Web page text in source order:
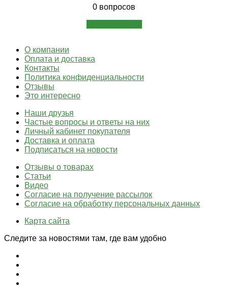
0 вопросов
О компании
Оплата и доставка
Контакты
Политика конфиденциальности
Отзывы
Это интересно
Наши друзья
Частые вопросы и ответы на них
Личный кабинет покупателя
Доставка и оплата
Подписаться на новости
Отзывы о товарах
Статьи
Видео
Согласие на получение рассылок
Согласие на обработку персональных данных
Карта сайта
Следите за новостями там, где вам удобно